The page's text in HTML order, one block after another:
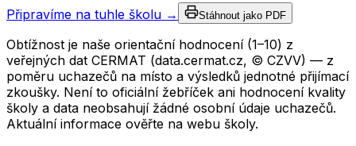
Připravíme na tuhle školu → Stáhnout jako PDF
Obtížnost je naše orientační hodnocení (1–10) z
veřejných dat CERMAT (data.cermat.cz, © CZVV) — z
poměru uchazečů na místo a výsledků jednotné přijímací
zkoušky. Není to oficiální žebříček ani hodnocení kvality
školy a data neobsahují žádné osobní údaje uchazečů.
Aktuální informace ověřte na webu školy.